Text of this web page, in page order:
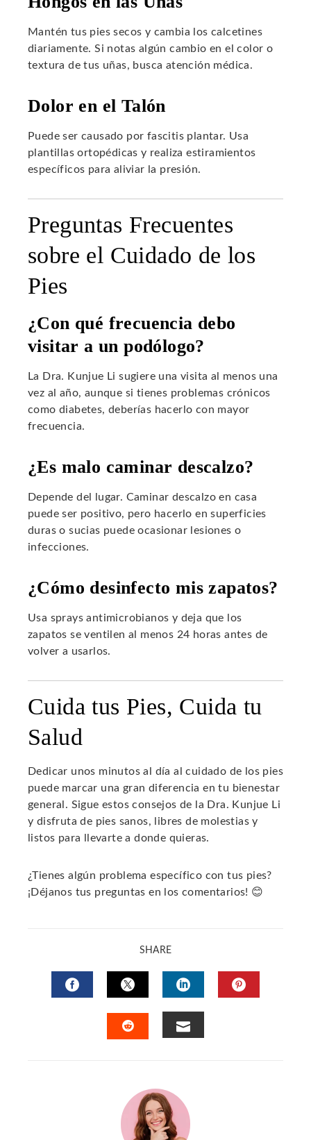
Mantén tus pies secos y cambia los calcetines
diariamente. Si notas algún cambio en el color o
textura de tus uñas, busca atención médica.
Dolor en el Talón
Puede ser causado por fascitis plantar. Usa
plantillas ortopédicas y realiza estiramientos
específicos para aliviar la presión.
Preguntas Frecuentes
sobre el Cuidado de los
Pies
¿Con qué frecuencia debo
visitar a un podólogo?
La Dra. Kunjue Li sugiere una visita al menos una
vez al año, aunque si tienes problemas crónicos
como diabetes, deberías hacerlo con mayor
frecuencia.
¿Es malo caminar descalzo?
Depende del lugar. Caminar descalzo en casa
puede ser positivo, pero hacerlo en superficies
duras o sucias puede ocasionar lesiones o
infecciones.
¿Cómo desinfecto mis zapatos?
Usa sprays antimicrobianos y deja que los
zapatos se ventilen al menos 24 horas antes de
volver a usarlos.
Cuida tus Pies, Cuida tu
Salud
Dedicar unos minutos al día al cuidado de los pies
puede marcar una gran diferencia en tu bienestar
general. Sigue estos consejos de la Dra. Kunjue Li
y disfruta de pies sanos, libres de molestias y
listos para llevarte a donde quieras.
¿Tienes algún problema específico con tus pies?
¡Déjanos tus preguntas en los comentarios! 😊
SHARE
FACEBOOKTWITTERLINKEDIN